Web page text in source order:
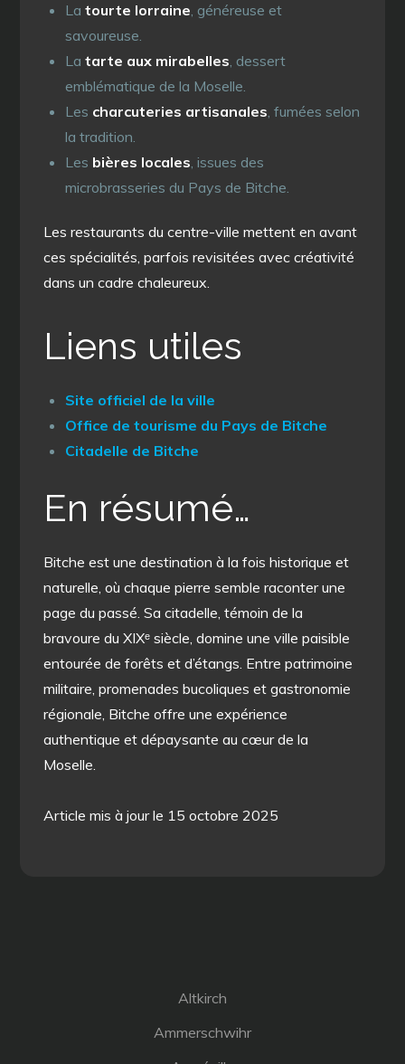
Latourte lorraine, généreuse et
savoureuse.
Latarte aux mirabelles, dessert
emblématique de la Moselle.
Les charcuteries artisanales, fumées selon
la tradition.
Les bières locales, issues des
microbrasseries du Pays de Bitche.
Les restaurants du centre-ville mettent en avant
ces spécialités, parfois revisitées avec créativité
dans un cadre chaleureux.
Liens utiles
Site officiel de la ville
Office de tourisme du Pays de Bitche
Citadelle de Bitche
En résumé…
Bitche est une destination à la fois historique et
naturelle, où chaque pierre semble raconter une
page du passé. Sa citadelle, témoin de la
bravoure du XIXᵉ siècle, domine une ville paisible
entourée de forêts et d’étangs. Entre patrimoine
militaire, promenades bucoliques et gastronomie
régionale, Bitche offre une expérience
authentique et dépaysante au cœur de la
Moselle.
Article mis à jour le 15 octobre 2025
Altkirch
Ammerschwihr